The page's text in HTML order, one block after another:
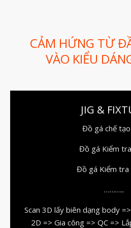
CẢM HỨNG TỪ
VÀO KIỂU
JIG &
Đồ gá chế tạo
Đồ gá Kiểm
Đồ gá Kiểm
………..
Scan 3D lấy biên dạng body
2D => Gia công => QC =>